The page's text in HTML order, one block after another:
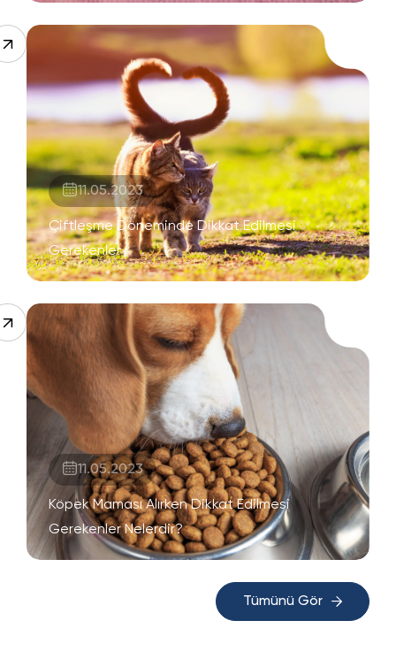
11.05.2023
Çiftleşme Döneminde Dikkat Edilmesi
Gerekenler
11.05.2023
Köpek Maması Alırken Dikkat Edilmesi
Gerekenler Nelerdir?
Tümünü Gör